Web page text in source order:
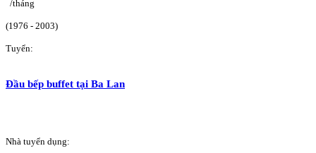
/tháng
(1976 - 2003)
Tuyển:
Đầu bếp buffet tại Ba Lan
Nhà tuyển dụng: